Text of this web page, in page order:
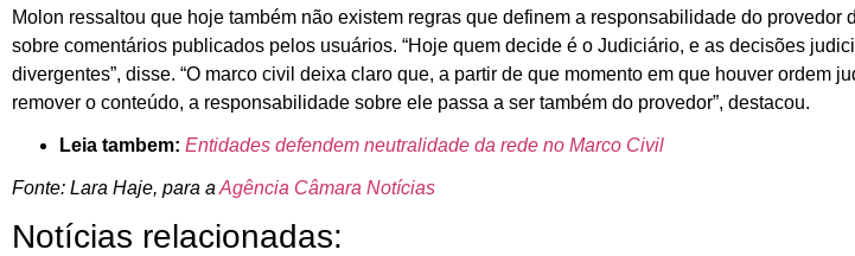
Molon ressaltou que hoje também não existem regras que definem a responsabilidade do provedor
sobre comentários publicados pelos usuários. “Hoje quem decide é o Judiciário, e as decisões
divergentes”, disse. “O marco civil deixa claro que, a partir de que momento em que houver ordem
remover o conteúdo, a responsabilidade sobre ele passa a ser também do provedor”, destacou.
Leia tambem: Entidades defendem neutralidade da rede no Marco Civil
Fonte: Lara Haje, para a Agência Câmara Notícias
Notícias relacionadas: